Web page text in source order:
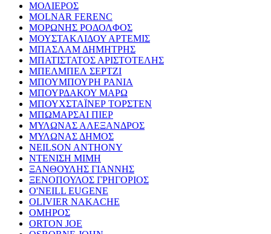
ΜΟΛΙΕΡΟΣ
MOLNAR FERENC
ΜΟΡΩΝΗΣ ΡΟΔΟΛΦΟΣ
ΜΟΥΣΤΑΚΛΙΔΟΥ ΑΡΤΕΜΙΣ
ΜΠΑΣΛΑΜ ΔΗΜΗΤΡΗΣ
ΜΠΑΤΙΣΤΑΤΟΣ ΑΡΙΣΤΟΤΕΛΗΣ
ΜΠΕΛΜΠΕΛ ΣΕΡΤΖΙ
ΜΠΟΥΜΠΟΥΡΗ ΡΑΝΙΑ
ΜΠΟΥΡΔΑΚΟΥ ΜΑΡΩ
ΜΠΟΥΧΣΤΑΪΝΕΡ ΤΟΡΣΤΕΝ
ΜΠΩΜΑΡΣΑΙ ΠΙΕΡ
ΜΥΛΩΝΑΣ ΑΛΕΞΑΝΔΡΟΣ
ΜΥΛΩΝΑΣ ΔΗΜΟΣ
NEILSON ANTHONY
ΝΤΕΝΙΣΗ ΜΙΜΗ
ΞΑΝΘΟΥΛΗΣ ΓΙΑΝΝΗΣ
ΞΕΝΟΠΟΥΛΟΣ ΓΡΗΓΟΡΙΟΣ
O'NEILL EUGENE
OLIVIER NAKACHE
ΟΜΗΡΟΣ
ORTON JOE